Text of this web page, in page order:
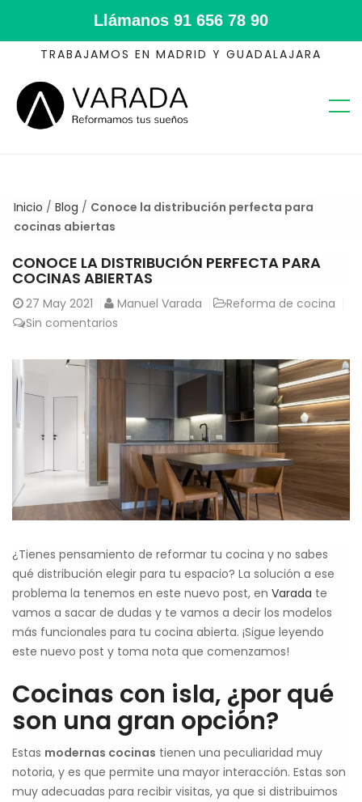
Llámanos 91 656 78 90
TRABAJAMOS EN MADRID Y GUADALAJARA
Inicio / Blog / Conoce la distribución perfecta para
cocinas abiertas
CONOCE LA DISTRIBUCIÓN PERFECTA PARA
COCINAS ABIERTAS
27 May 2021 Manuel Varada
Reforma de cocina
Sin comentarios
¿Tienes pensamiento de reformar tu cocina y no sabes
qué distribución elegir para tu espacio? La solución a ese
problema la tenemos en este nuevo post, en Varada te
vamos a sacar de dudas y te vamos a decir los modelos
más funcionales para tu cocina abierta. ¡Sigue leyendo
este nuevo post y toma nota que comenzamos!
Cocinas con isla, ¿por qué
son una gran opción?
Estas modernas cocinas tienen una peculiaridad muy
notoria, y es que permite una mayor interacción. Estas son
muy adecuadas para recibir visitas, ya que si distribuimos